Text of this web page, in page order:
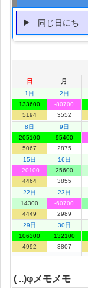
同じ日にち
日 月
1日
133600
5194
2日
-80700
3552
8日
205100
5067
9日
95400
2875
15日
-20100
4464
16日
25600
3855
22日
14300
4449
23日
-60700
2989
29日
106300
4992
30日
132100
3807
( ..)φメモメモ